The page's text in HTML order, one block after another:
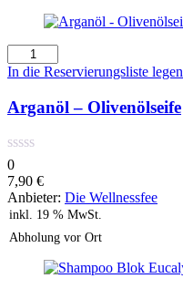
Arganöl
-
Menge
In die Reservierungsliste legen
Arganöl – Olivenölseife
0
7,90 €
Anbieter: Die Wellnessfee
inkl. 19 % MwSt.
Abholung vor Ort